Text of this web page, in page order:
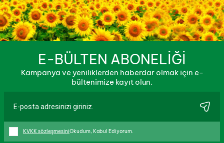
E-BÜLTEN ABONELİĞİ
Kampanya ve yeniliklerden haberdar olmak için e-
bültenimize kayıt olun.
KVKK sözleşmesiniOkudum, Kabul Ediyorum.